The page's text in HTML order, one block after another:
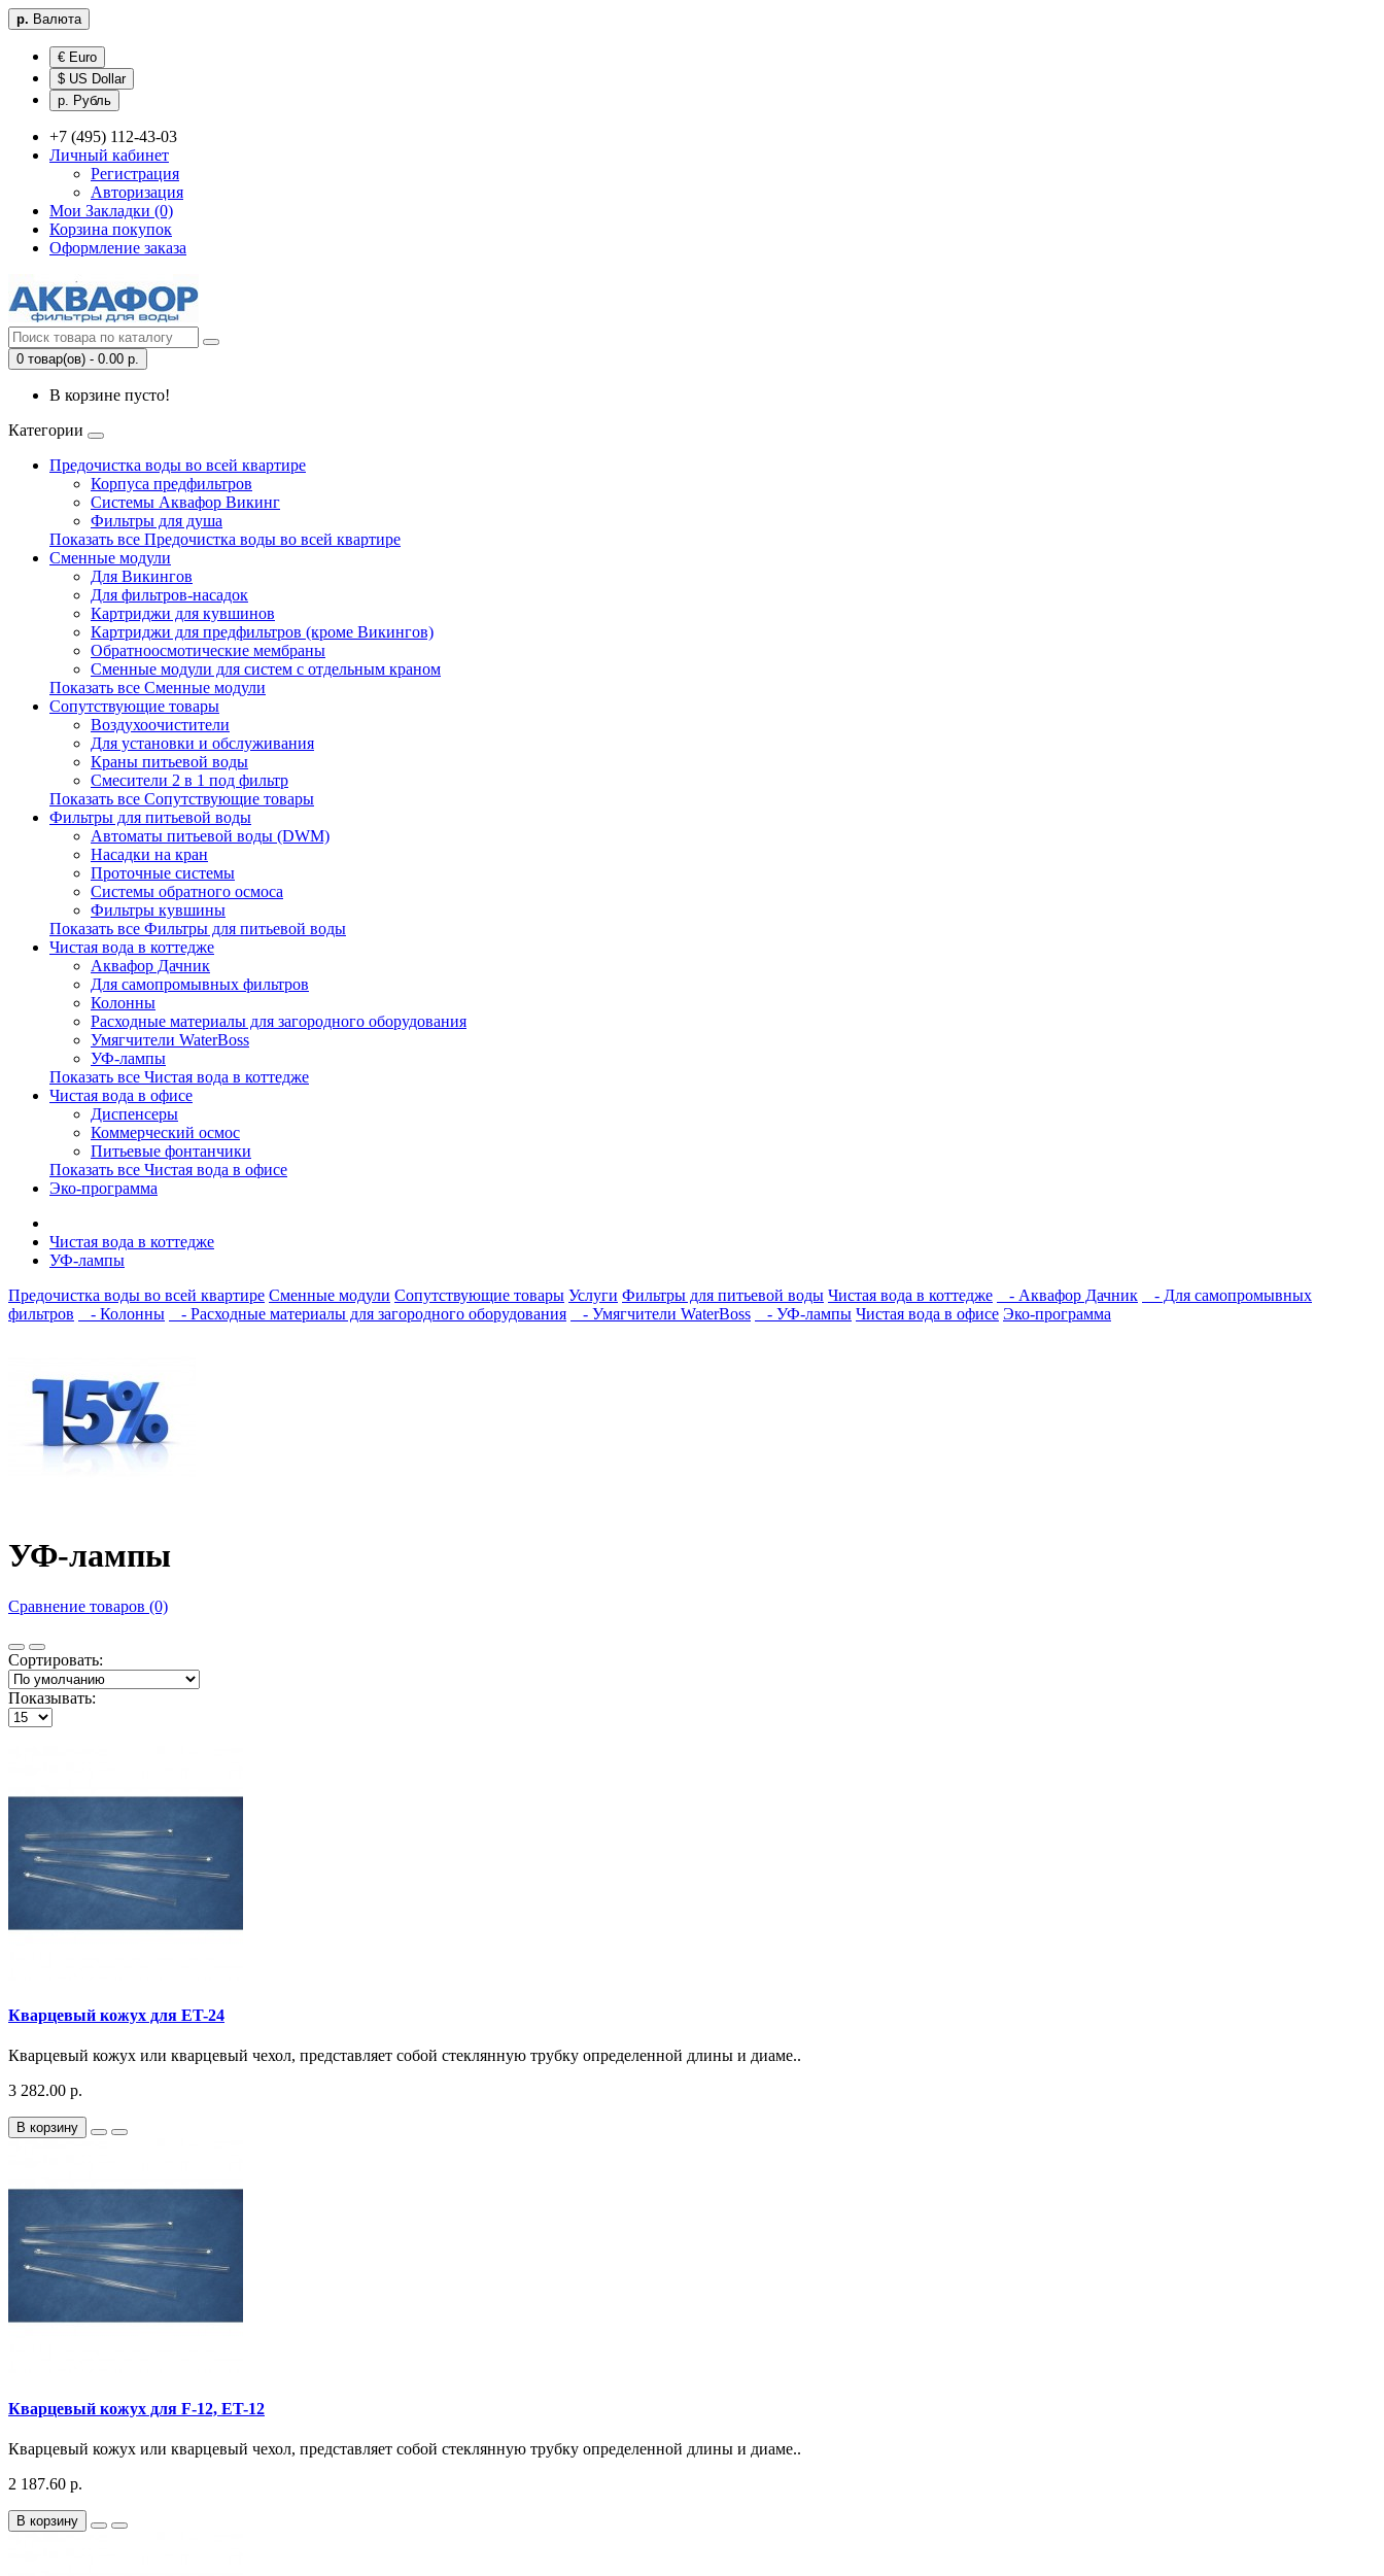
р. Валюта
€ Euro
$ US Dollar
р. Рубль
+7 (495) 112-43-03
Личный кабинет
Регистрация
Авторизация
Мои Закладки (0)
Корзина покупок
Оформление заказа
0 товар(ов) - 0.00 р.
В корзине пусто!
Категории
Предочистка воды во всей квартире
Корпуса предфильтров
Системы Аквафор Викинг
Фильтры для душа
Показать все Предочистка воды во всей квартире
Сменные модули
Для Викингов
Для фильтров-насадок
Картриджи для кувшинов
Картриджи для предфильтров (кроме Викингов)
Обратноосмотические мембраны
Сменные модули для систем с отдельным краном
Показать все Сменные модули
Сопутствующие товары
Воздухоочистители
Для установки и обслуживания
Краны питьевой воды
Смесители 2 в 1 под фильтр
Показать все Сопутствующие товары
Фильтры для питьевой воды
Автоматы питьевой воды (DWM)
Насадки на кран
Проточные системы
Системы обратного осмоса
Фильтры кувшины
Показать все Фильтры для питьевой воды
Чистая вода в коттедже
Аквафор Дачник
Для самопромывных фильтров
Колонны
Расходные материалы для загородного оборудования
Умягчители WaterBoss
УФ-лампы
Показать все Чистая вода в коттедже
Чистая вода в офисе
Диспенсеры
Коммерческий осмос
Питьевые фонтанчики
Показать все Чистая вода в офисе
Эко-программа
Чистая вода в коттедже
УФ-лампы
Предочистка воды во всей квартире Сменные модули Сопутствующие товары Услуги Фильтры для питьевой воды Чистая вода в коттедже - Аквафор Дачник
- Для самопромывных
фильтров
- Колонны - Расходные материалы для загородного оборудования - Умягчители WaterBoss - УФ-лампы Чистая вода в офисе Эко-программа
УФ-лампы
Сравнение товаров (0)
Сортировать:
Показывать:
Кварцевый кожух для ET-24
Кварцевый кожух или кварцевый чехол, представляет собой стеклянную трубку определенной длины и диаме..
3 282.00 р.
В корзину
Кварцевый кожух для F-12, ET-12
Кварцевый кожух или кварцевый чехол, представляет собой стеклянную трубку определенной длины и диаме..
2 187.60 р.
В корзину